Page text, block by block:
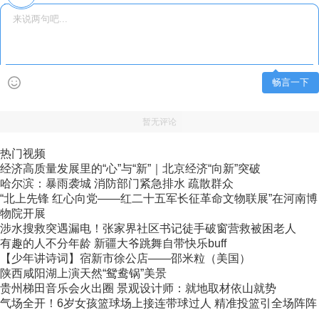
畅言一下
暂无评论
热门视频
经济高质量发展里的“心”与“新”｜北京经济“向新”突破
哈尔滨：暴雨袭城 消防部门紧急排水 疏散群众
“北上先锋 红心向党——红二十五军长征革命文物联展”在河南博
物院开展
涉水搜救突遇漏电！张家界社区书记徒手破窗营救被困老人
有趣的人不分年龄 新疆大爷跳舞自带快乐buff
【少年讲诗词】宿新市徐公店——邵米粒（美国）
陕西咸阳湖上演天然“鸳鸯锅”美景
贵州梯田音乐会火出圈 景观设计师：就地取材依山就势
气场全开！6岁女孩篮球场上接连带球过人 精准投篮引全场阵阵